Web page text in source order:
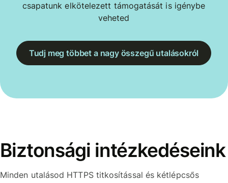
csapatunk elkötelezett támogatását is igénybe
veheted
Tudj meg többet a nagy összegű utalásokról
Biztonsági intézkedéseink
Minden utalásod HTTPS titkosítással és kétlépcsős